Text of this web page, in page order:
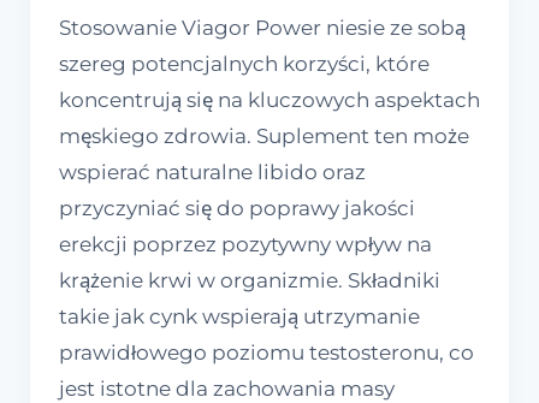
Stosowanie Viagor Power niesie ze sobą
szereg potencjalnych korzyści, które
koncentrują się na kluczowych aspektach
męskiego zdrowia. Suplement ten może
wspierać naturalne libido oraz
przyczyniać się do poprawy jakości
erekcji poprzez pozytywny wpływ na
krążenie krwi w organizmie. Składniki
takie jak cynk wspierają utrzymanie
prawidłowego poziomu testosteronu, co
jest istotne dla zachowania masy